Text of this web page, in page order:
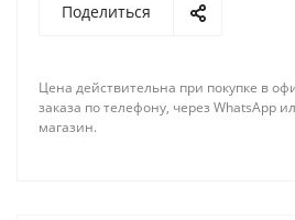
Поделиться
Цена действительна при покупке в
заказа по телефону, через WhatsApp
магазин.